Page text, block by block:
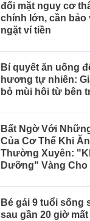
đối mặt nguy cơ
chính lớn, cần bảo
ngặt ví tiền
Bí quyết ăn uống
hương tự nhiên:
bỏ mùi hôi từ bên
Bất Ngờ Với
Của Cơ Thể Khi
Thường Xuyên:
Dưỡng" Vàng
Bé gái 9 tuổi sống
sau gần 20 giờ